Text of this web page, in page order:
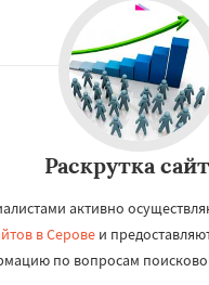
Раскрутка
активно
в Серовеи
по вопросам